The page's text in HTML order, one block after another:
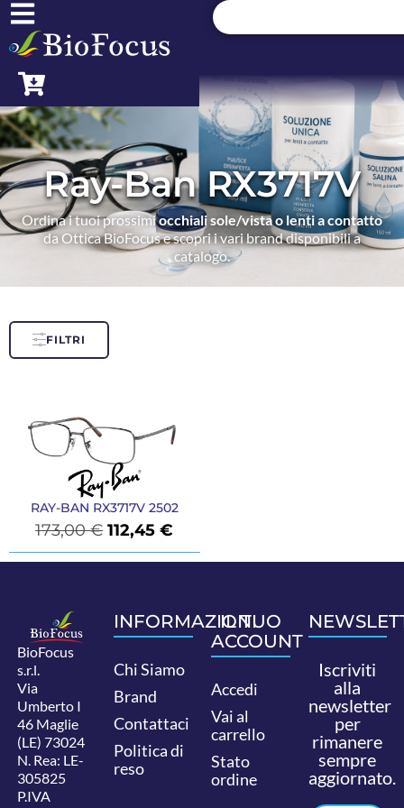
Ray-Ban RX3717V
Ordina i tuoi prossimiocchiali sole/vista o lenti a contatto
da Ottica BioFocus e scopri i vari brand disponibili a
catalogo.
FILTRI
RAY-BAN RX3717V 2502
173,00€ 112,45€
BioFocus
s.r.l.
Via
Umberto I
46 Maglie
(LE) 73024
N. Rea: LE-
305825
P.IVA
INFORMAZIONI
Chi Siamo
Brand
Contattaci
Politica di
reso
IL TUO
ACCOUNT
Accedi
Vai al
carrello
Stato
ordine
Iscriviti
alla
newsletter
per
rimanere
sempre
aggiornato.